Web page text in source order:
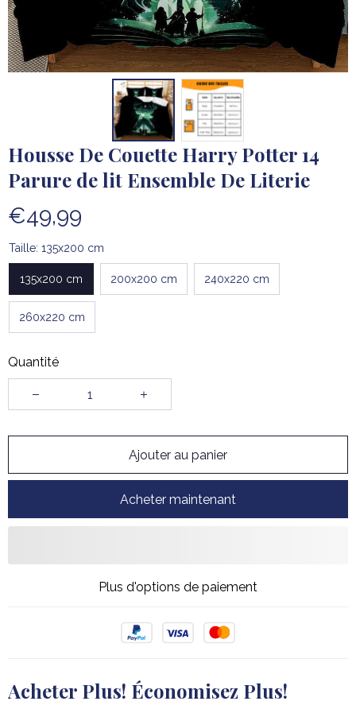
Housse De Couette Harry Potter 14
Parure de lit Ensemble De Literie
€49,99
Taille: 135x200 cm
135x200 cm 200x200 cm 240x220 cm
260x220 cm
Quantité
Ajouter au panier
Acheter maintenant
Plus d'options de paiement
Acheter Plus! Économisez Plus!